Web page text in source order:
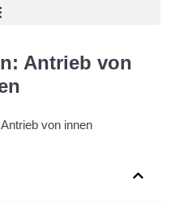
Antrieb von